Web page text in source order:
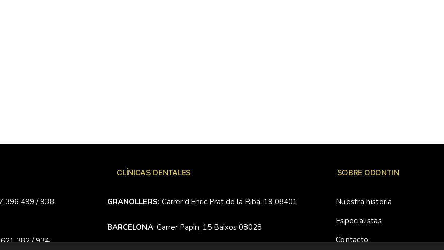
396 499 / 938
382 / 934
CLÍNICAS DENTALES
GRANOLLERS: Carrer d’Enric Prat de la Riba, 19 08401
BARCELONA: Carrer Papin, 15 Baixos 08028
SOBRE ODONTIN
Nuestra historia
Especialistas
Contacto